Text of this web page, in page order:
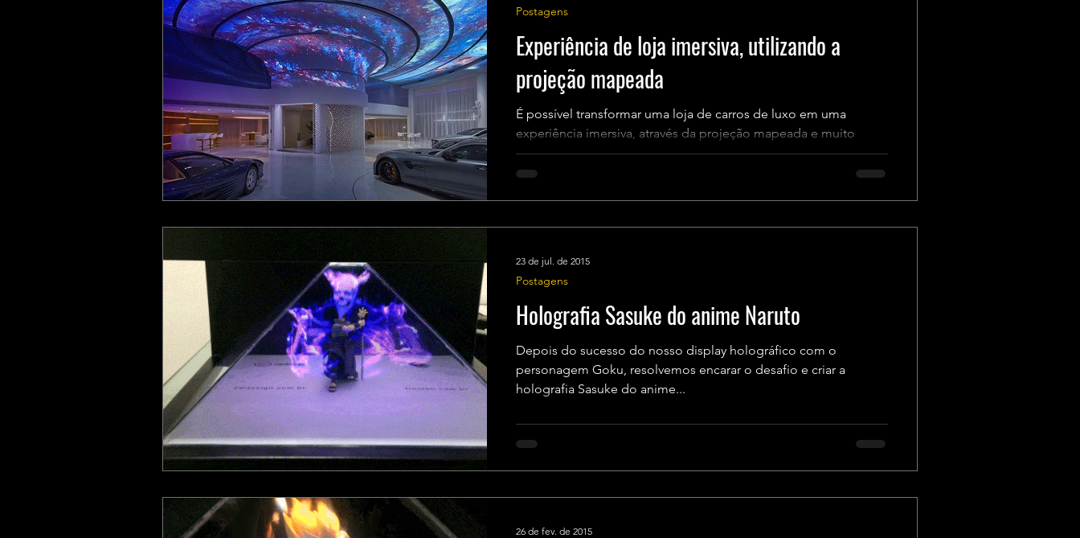
Experiência de loja imersiva, utilizando a
projeção mapeada
É possível transformar uma loja de carros de luxo em uma
experiência imersiva, através da projeção mapeada e muito
design. A ZW Design...
Postagens
Holografia Sasuke do anime Naruto
Depois do sucesso do nosso display holográfico com o
personagem Goku, resolvemos encarar o desafio e criar a
holografia Sasuke do anime...
Postagens
23 de jul. de 2015
26 de fev. de 2015